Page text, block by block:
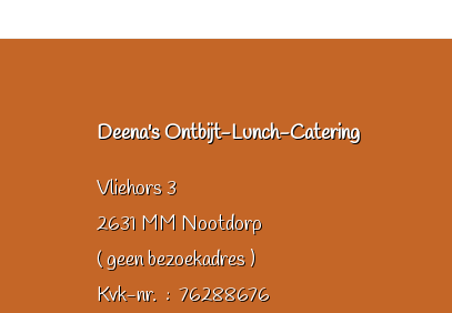
Deena's Ontbijt-Lunch-Catering
Vliehors 3
2631 MM Nootdorp
( geen bezoekadres )
Kvk-nr. : 76288676